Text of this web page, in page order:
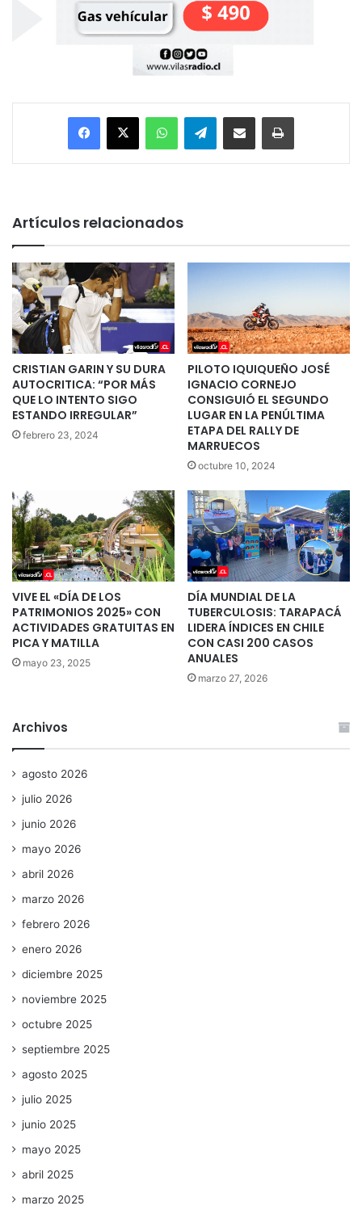
Facebook
X WhatsAppTelegramEnviar vía email Imprimir
Artículos relacionados
CRISTIAN GARIN Y SU DURA
AUTOCRITICA: “POR MÁS
QUE LO INTENTO SIGO
ESTANDO IRREGULAR”
febrero 23, 2024
PILOTO IQUIQUEÑO JOSÉ
IGNACIO CORNEJO
CONSIGUIÓ EL SEGUNDO
LUGAR EN LA PENÚLTIMA
ETAPA DEL RALLY DE
MARRUECOS
octubre 10, 2024
VIVE EL «DÍA DE LOS
PATRIMONIOS 2025» CON
ACTIVIDADES GRATUITAS EN
PICA Y MATILLA
mayo 23, 2025
DÍA MUNDIAL DE LA
TUBERCULOSIS: TARAPACÁ
LIDERA ÍNDICES EN CHILE
CON CASI 200 CASOS
ANUALES
marzo 27, 2026
Archivos
agosto 2026
julio 2026
junio 2026
mayo 2026
abril 2026
marzo 2026
febrero 2026
enero 2026
diciembre 2025
noviembre 2025
octubre 2025
septiembre 2025
agosto 2025
julio 2025
junio 2025
mayo 2025
abril 2025
marzo 2025